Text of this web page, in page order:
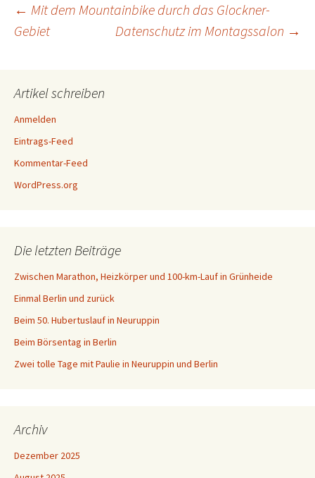
Beitragsnavigation
← Mit dem Mountainbike durch das Glockner-
Gebiet
Datenschutz im Montagssalon →
Artikel schreiben
Anmelden
Eintrags-Feed
Kommentar-Feed
WordPress.org
Die letzten Beiträge
Zwischen Marathon, Heizkörper und 100-km-Lauf in Grünheide
Einmal Berlin und zurück
Beim 50. Hubertuslauf in Neuruppin
Beim Börsentag in Berlin
Zwei tolle Tage mit Paulie in Neuruppin und Berlin
Archiv
Dezember 2025